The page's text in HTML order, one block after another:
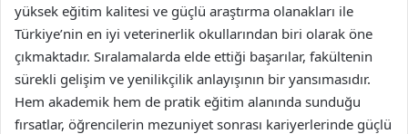
yüksek eğitim kalitesi ve güçlü araştırma olanakları ile
Türkiye’nin en iyi veterinerlik okullarından biri olarak öne
çıkmaktadır. Sıralamalarda elde ettiği başarılar, fakültenin
sürekli gelişim ve yenilikçilik anlayışının bir yansımasıdır.
Hem akademik hem de pratik eğitim alanında sunduğu
fırsatlar, öğrencilerin mezuniyet sonrası kariyerlerinde güçlü